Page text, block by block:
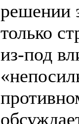
решении
только
из-под